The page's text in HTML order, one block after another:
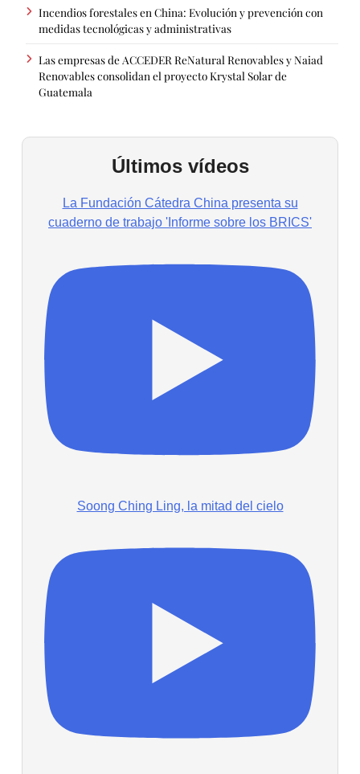
Incendios forestales en China: Evolución y prevención con
medidas tecnológicas y administrativas
Las empresas de ACCEDER ReNatural Renovables y Naiad
Renovables consolidan el proyecto Krystal Solar de
Guatemala
Últimos vídeos
La Fundación Cátedra China presenta su
cuaderno de trabajo 'Informe sobre los BRICS'
Soong Ching Ling, la mitad del cielo